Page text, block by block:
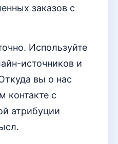
заказов с
Используйте
источников и
вы о нас
контакте с
атрибуции